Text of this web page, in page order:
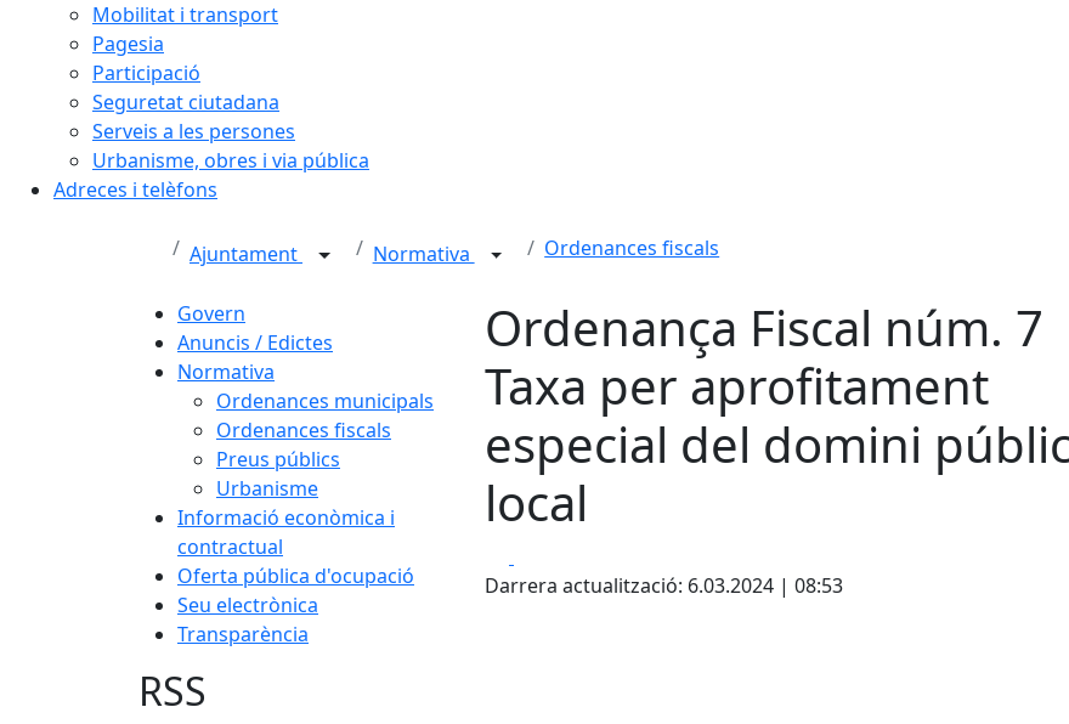
Mobilitat i transport
Pagesia
Participació
Seguretat ciutadana
Serveis a les persones
Urbanisme, obres i via pública
Adreces i telèfons
Ajuntament Normativa Ordenances fiscals
Govern
Anuncis / Edictes
Normativa
Ordenances municipals
Ordenances fiscals
Preus públics
Urbanisme
Informació econòmica i
contractual
Oferta pública d'ocupació
Seu electrònica
Transparència
Ordenança Fiscal núm. 7
Taxa per aprofitament
especial del domini
local
Darrera actualització: 6.03.2024 | 08:53
RSS